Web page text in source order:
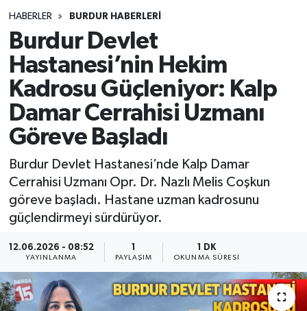
HABERLER BURDUR HABERLERİ
Burdur Devlet
Hastanesi’nin Hekim
Kadrosu Güçleniyor: Kalp
Damar Cerrahisi Uzmanı
Göreve Başladı
Burdur Devlet Hastanesi’nde Kalp Damar
Cerrahisi Uzmanı Opr. Dr. Nazlı Melis Coşkun
göreve başladı. Hastane uzman kadrosunu
güçlendirmeyi sürdürüyor.
12.06.2026 - 08:52
YAYINLANMA
1
PAYLAŞIM
1 DK
OKUNMA SÜRESI
Spor
Tebrik
Türkiye